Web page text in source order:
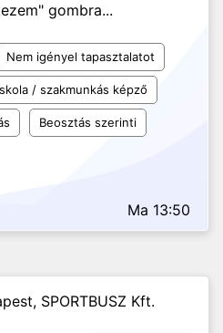
gombra...
Nem igényel tapasztalatot
/ szakmunkás képző
Beosztás szerinti
Ma 13:50
SPORTBUSZ Kft.